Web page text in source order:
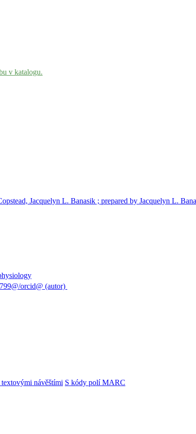
v katalogu.
Jacquelyn L. Banasik ; prepared by Jacquelyn L.
orcid@ (autor)
textovými návěštími S kódy polí MARC